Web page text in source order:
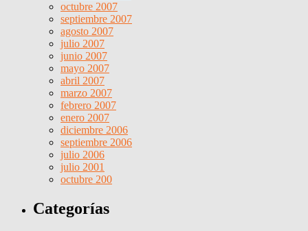
octubre 2007
septiembre 2007
agosto 2007
julio 2007
junio 2007
mayo 2007
abril 2007
marzo 2007
febrero 2007
enero 2007
diciembre 2006
septiembre 2006
julio 2006
julio 2001
octubre 200
Categorías